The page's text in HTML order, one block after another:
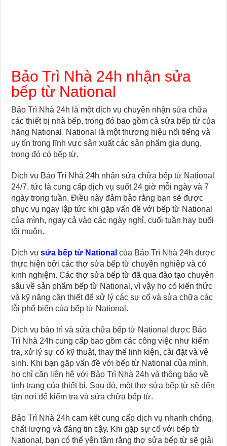
Bảo Trì Nhà 24h nhận sửa
bếp từ National
Bảo Trì Nhà 24h là một dịch vụ chuyên nhận sửa chữa
các thiết bị nhà bếp, trong đó bao gồm cả sửa bếp từ của
hãng National. National là một thương hiệu nổi tiếng và
uy tín trong lĩnh vực sản xuất các sản phẩm gia dụng,
trong đó có bếp từ.
Dịch vụ Bảo Trì Nhà 24h nhận sửa chữa bếp từ National
24/7, tức là cung cấp dịch vụ suốt 24 giờ mỗi ngày và 7
ngày trong tuần. Điều này đảm bảo rằng bạn sẽ được
phục vụ ngay lập tức khi gặp vấn đề với bếp từ National
của mình, ngay cả vào các ngày nghỉ, cuối tuần hay buổi
tối muộn.
Dịch vụsửa bếp từ National của Bảo Trì Nhà 24h được
thực hiện bởi các thợ sửa bếp từ chuyên nghiệp và có
kinh nghiệm. Các thợ sửa bếp từ đã qua đào tạo chuyên
sâu về sản phẩm bếp từ National, vì vậy họ có kiến thức
và kỹ năng cần thiết để xử lý các sự cố và sửa chữa các
lỗi phổ biến của bếp từ National.
Dịch vụ bảo trì và sửa chữa bếp từ National được Bảo
Trì Nhà 24h cung cấp bao gồm các công việc như kiểm
tra, xử lý sự cố kỹ thuật, thay thế linh kiện, cài đặt và vệ
sinh. Khi bạn gặp vấn đề với bếp từ National của mình,
họ chỉ cần liên hệ với Bảo Trì Nhà 24h và thông báo về
tình trạng của thiết bị. Sau đó, một thợ sửa bếp từ sẽ đến
tận nơi để kiểm tra và sửa chữa bếp từ.
Bảo Trì Nhà 24h cam kết cung cấp dịch vụ nhanh chóng,
chất lượng và đáng tin cậy. Khi gặp sự cố với bếp từ
National, bạn có thể yên tâm rằng thợ sửa bếp từ sẽ giải